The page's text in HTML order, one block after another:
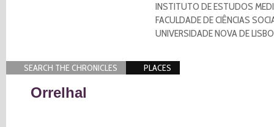
INSTITUTO DE ESTUDOS
FACULDADE DE CIÊNCIAS
UNIVERSIDADE NOVA DE
SEARCH THE CHRONICLES PLACES
Orrelhal